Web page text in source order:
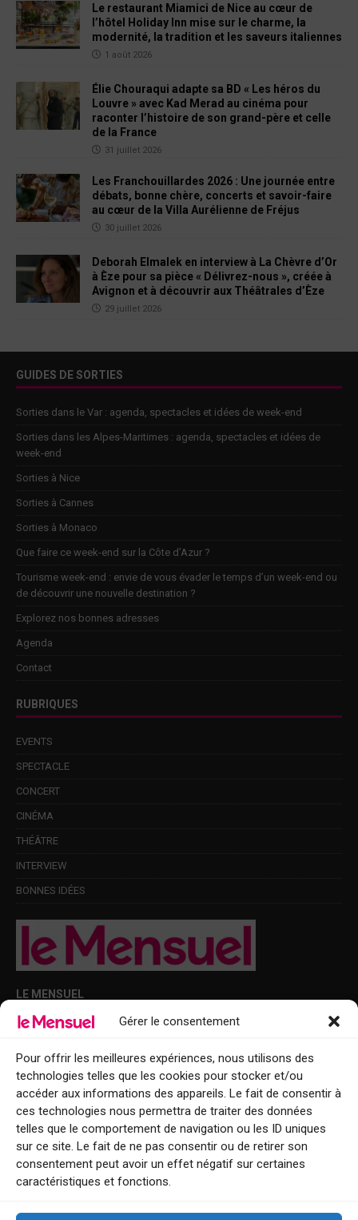
Gérer le consentement
Pour offrir les meilleures expériences, nous utilisons des
technologies telles que les cookies pour stocker et/ou
accéder aux informations des appareils. Le fait de consentir à
ces technologies nous permettra de traiter des données
telles que le comportement de navigation ou les ID uniques
sur ce site. Le fait de ne pas consentir ou de retirer son
consentement peut avoir un effet négatif sur certaines
caractéristiques et fonctions.
Le restaurant Miamici de Nice au cœur de
l’hôtel Holiday Inn mise sur le charme, la
modernité, la tradition et les saveurs italiennes
1 août 2026
Élie Chouraqui adapte sa BD « Les héros du
Louvre » avec Kad Merad au cinéma pour
raconter l’histoire de son grand-père et celle
de la France
31 juillet 2026
Les Franchouillardes 2026 : Une journée entre
débats, bonne chère, concerts et savoir-faire
au cœur de la Villa Aurélienne de Fréjus
30 juillet 2026
Deborah Elmalek en interview à La Chèvre d’Or
à Èze pour sa pièce « Délivrez-nous », créée à
Avignon et à découvrir aux Théâtrales d’Èze
29 juillet 2026
GUIDES DE SORTIES
Sorties dans le Var : agenda, spectacles et idées de week-end
Sorties dans les Alpes-Maritimes : agenda, spectacles et idées de
week-end
Sorties à Nice
Sorties à Cannes
Sorties à Monaco
Que faire ce week-end sur la Côte d’Azur ?
Tourisme week-end : envie de vous évader le temps d’un week-end ou
de découvrir une nouvelle destination ?
Explorez nos bonnes adresses
Agenda
Contact
RUBRIQUES
EVENTS
SPECTACLE
CONCERT
CINÉMA
THÉÂTRE
INTERVIEW
BONNES IDÉES
LE MENSUEL
Points de diffusion Var et Alpes-Maritimes : oû trouver Le Mensuel ?
Le Mensuel en PDF : consultez le magazine en ligne
Qui sommes-nous ?
BFM Top Sorties
EVENT
Tourisme week-end : envie de vous évader le temps d’un week-end ou